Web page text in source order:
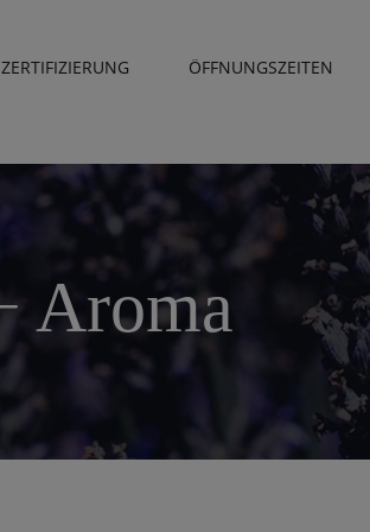
ZERTIFIZIERUNG
ÖFFNUNGSZEITEN
Aroma